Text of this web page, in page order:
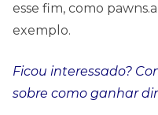
esse fim, como
exemplo.
Ficou interessado?
sobre como ganhar